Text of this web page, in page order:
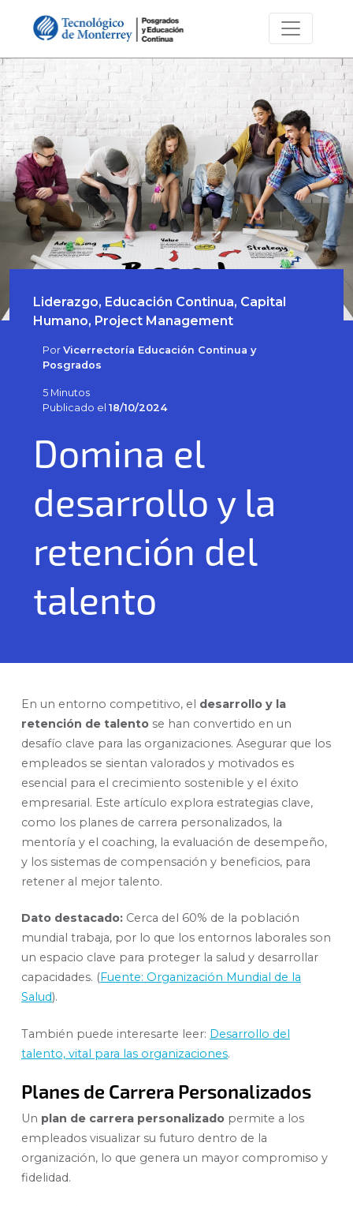
Liderazgo, Educación Continua, Capital
Humano, Project Management
Por Vicerrectoría Educación Continua y
Posgrados
5 Minutos
Publicado el 18/10/2024
Domina el
desarrollo y la
retención del
talento
En un entorno competitivo, el desarrollo y la
retención de talento se han convertido en un
desafío clave para las organizaciones. Asegurar que los
empleados se sientan valorados y motivados es
esencial para el crecimiento sostenible y el éxito
empresarial. Este artículo explora estrategias clave,
como los planes de carrera personalizados, la
mentoría y el coaching, la evaluación de desempeño,
y los sistemas de compensación y beneficios, para
retener al mejor talento.
Dato destacado: Cerca del 60% de la población
mundial trabaja, por lo que los entornos laborales son
un espacio clave para proteger la salud y desarrollar
capacidades. (Fuente: Organización Mundial de la
Salud).
También puede interesarte leer: Desarrollo del
talento, vital para las organizaciones.
Planes de Carrera Personalizados
Un plan de carrera personalizado permite a los
empleados visualizar su futuro dentro de la
organización, lo que genera un mayor compromiso y
fidelidad.